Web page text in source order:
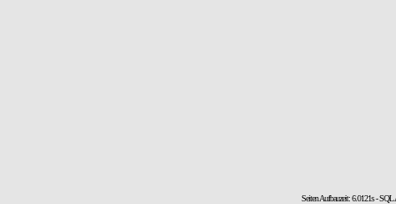
Seiten Aufbauzeit: 6.0121s -